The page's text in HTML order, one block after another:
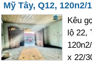
Mỹ Tây, Q12, 120n2/
Kêu
lộ 22,
x 22/